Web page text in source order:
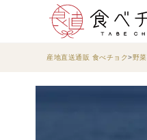
産地直送通販 食べチョク 野菜